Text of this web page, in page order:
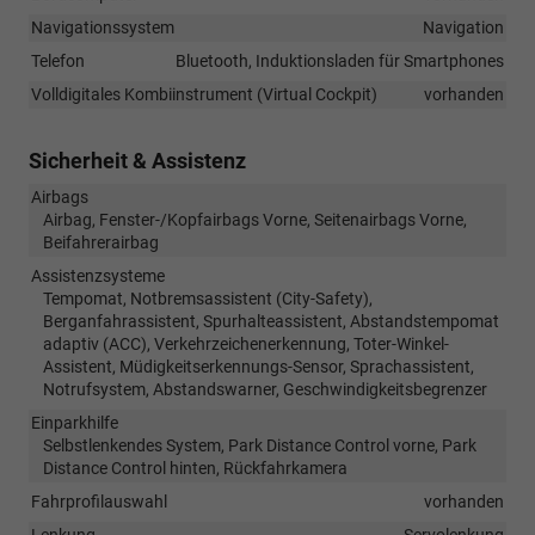
Navigationssystem
Navigation
Telefon
Bluetooth, Induktionsladen für Smartphones
Volldigitales Kombiinstrument (Virtual Cockpit)
vorhanden
Sicherheit & Assistenz
Airbags
Airbag, Fenster-/Kopfairbags Vorne, Seitenairbags Vorne,
Beifahrerairbag
Assistenzsysteme
Tempomat, Notbremsassistent (City-Safety),
Berganfahrassistent, Spurhalteassistent, Abstandstempomat
adaptiv (ACC), Verkehrzeichenerkennung, Toter-Winkel-
Assistent, Müdigkeitserkennungs-Sensor, Sprachassistent,
Notrufsystem, Abstandswarner, Geschwindigkeitsbegrenzer
Einparkhilfe
Selbstlenkendes System, Park Distance Control vorne, Park
Distance Control hinten, Rückfahrkamera
Fahrprofilauswahl
vorhanden